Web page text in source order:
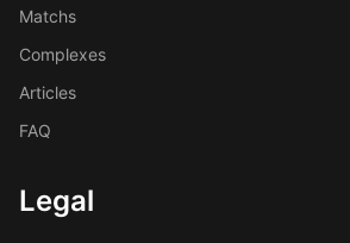
Matchs
Complexes
Articles
FAQ
Legal